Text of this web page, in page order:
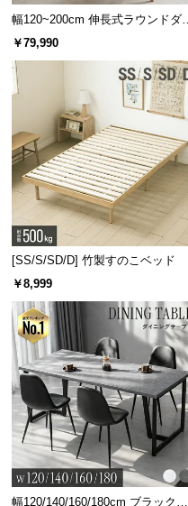
幅120~200cm 伸長式ラウンドダイ
ニングテーブル 6人掛け 天然木突
板 美しい格子デザイン
￥79,990
[SS/S/SD/D] 竹製すのこベッド
￥8,999
幅120/140/160/180cm ブラックフ